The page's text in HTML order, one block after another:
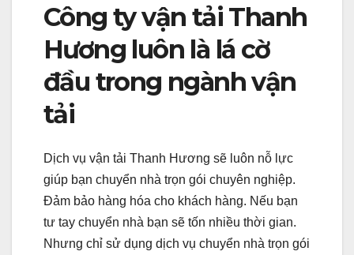
Công ty vận tải Thanh
Hương luôn là lá cờ
đầu trong ngành vận
tải
Dịch vụ vận tải Thanh Hương sẽ luôn nỗ lực
giúp bạn chuyển nhà trọn gói chuyên nghiệp.
Đảm bảo hàng hóa cho khách hàng. Nếu bạn
tư tay chuyển nhà bạn sẽ tốn nhiều thời gian.
Nhưng chỉ sử dụng dịch vụ chuyển nhà trọn gói